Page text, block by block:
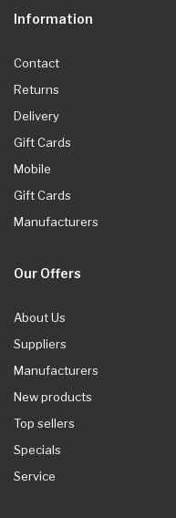
Information
Contact
Returns
Delivery
Gift Cards
Mobile
Gift Cards
Manufacturers
Our Offers
About Us
Suppliers
Manufacturers
New products
Top sellers
Specials
Service